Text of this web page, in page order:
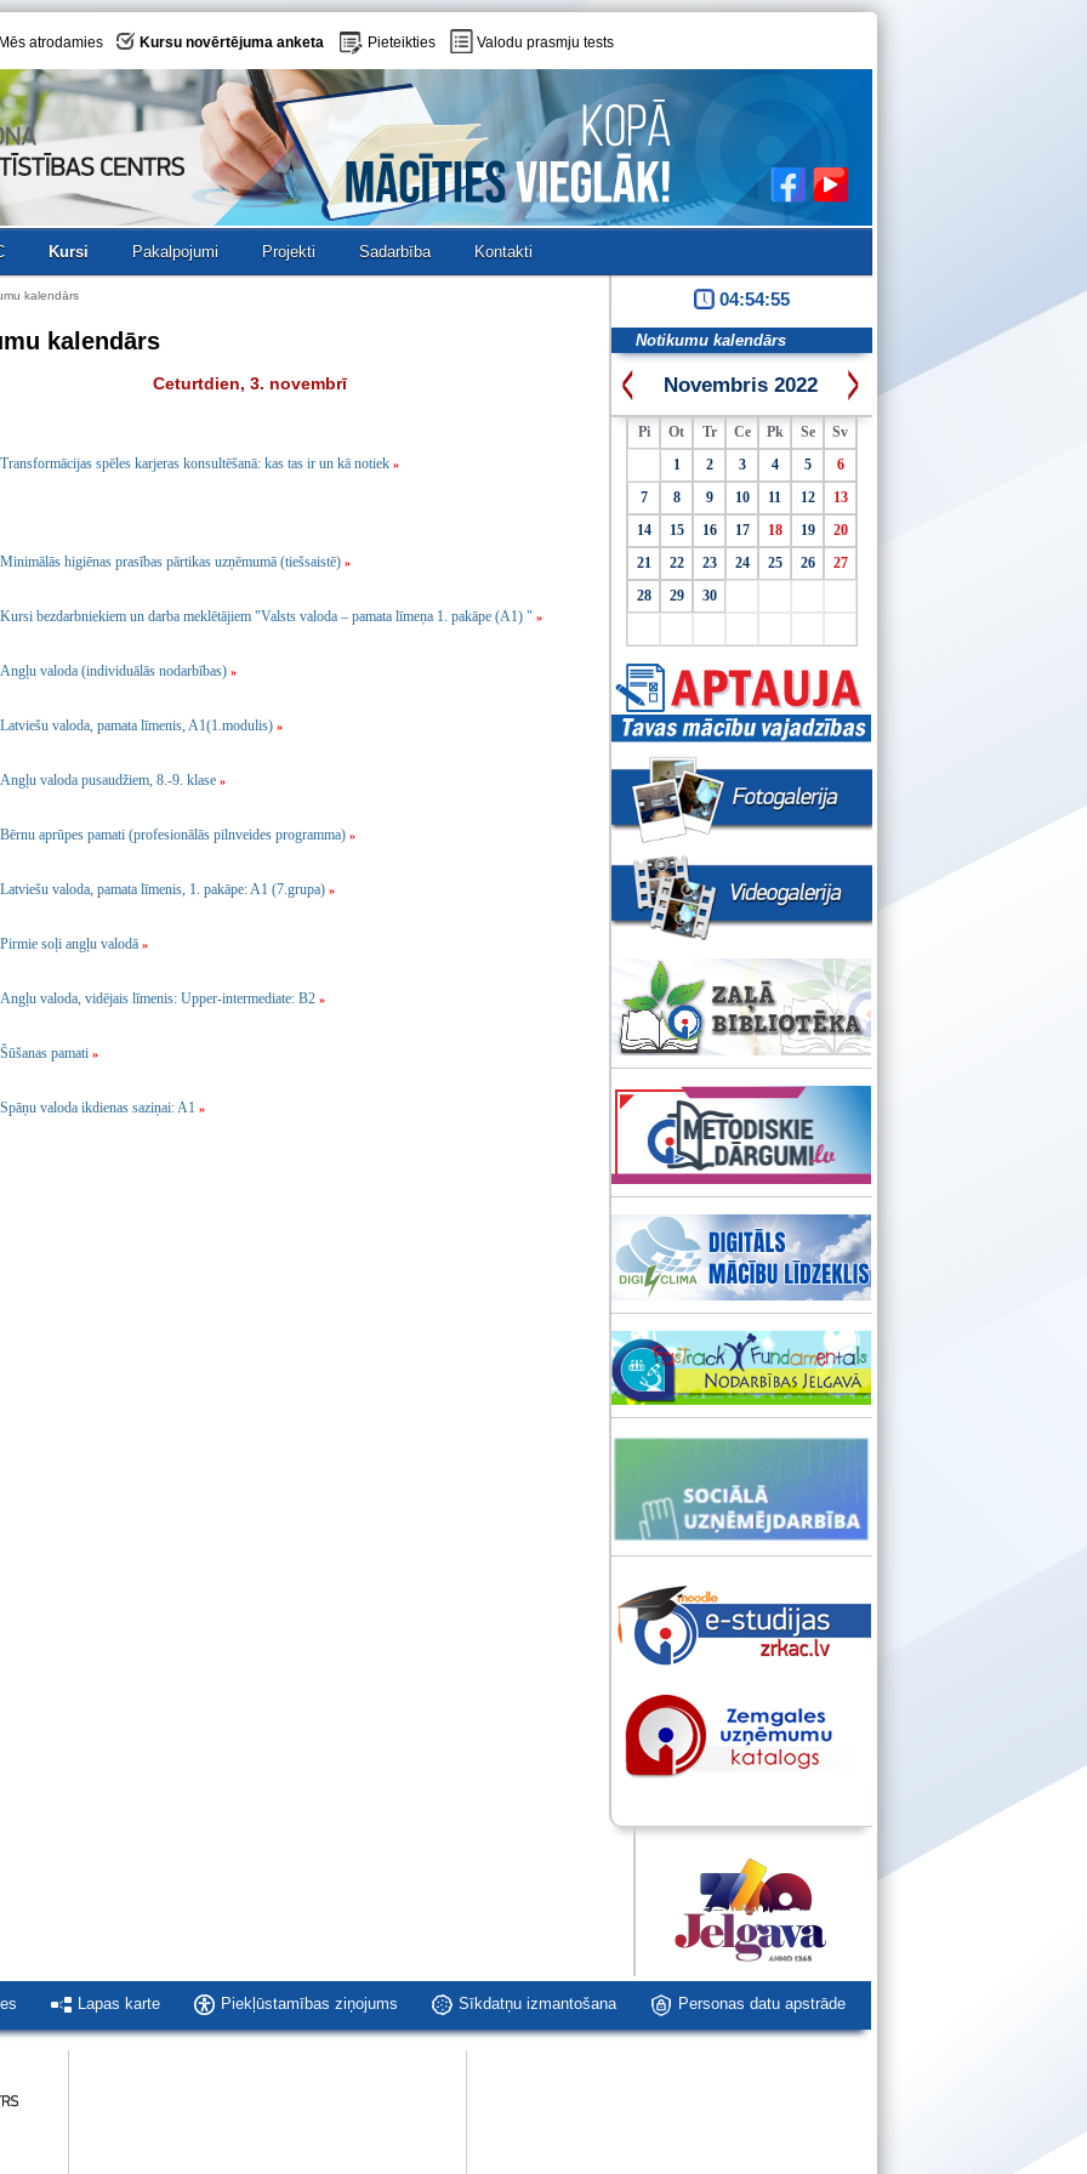
Mēs atrodamies Kursu novērtējuma anketa Pieteikties Valodu prasmju tests
Kursi Pakalpojumi Projekti Sadarbība Kontakti
kalendārs
kalendārs
Ceturtdien, 3. novembrī
Transformācijas spēles karjeras konsultēšanā: kas tas ir un kā notiek »
Minimālās higiēnas prasības pārtikas uzņēmumā (tiešsaistē) »
Kursi bezdarbniekiem un darba meklētājiem "Valsts valoda – pamata līmeņa 1. pakāpe (A1) " »
Angļu valoda (individuālās nodarbības) »
Latviešu valoda, pamata līmenis, A1(1.modulis) »
Angļu valoda pusaudžiem, 8.-9. klase »
Bērnu aprūpes pamati (profesionālās pilnveides programma) »
Latviešu valoda, pamata līmenis, 1. pakāpe: A1 (7.grupa) »
Pirmie soļi angļu valodā »
Angļu valoda, vidējais līmenis: Upper-intermediate: B2 »
Šūšanas pamati »
Spāņu valoda ikdienas saziņai: A1 »
04:54:55
Notikumu kalendārs
Novembris 2022
Pi Ot Tr Ce Pk Se
Sv
1
2 3 4 5
6
7
8 9 10 11 12
13
14
15 16 17 18 19
20
21
22 23 24 25 26
27
28
29 30
Lapas karte Piekļūstamības ziņojums Sīkdatņu izmantošana Personas datu apstrāde